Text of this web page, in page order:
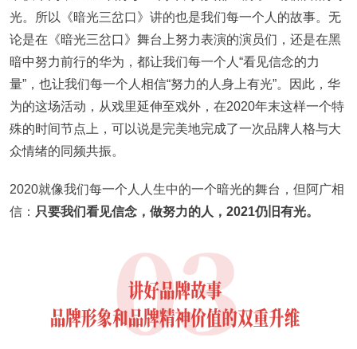
光。所以《暗光三岔口》讲的也是我们每一个人的故事。无
论是在《暗光三岔口》舞台上努力表演的演员们，还是在黑
暗中努力前行的华为，都让我们每一个人“看见信念的力
量”，也让我们每一个人相信“努力的人身上有光”。因此，华
为的这场活动，从戏里延伸至戏外，在2020年末这样一个特
殊的时间节点上，可以说是完美地完成了一次品牌人格与大
众情绪的同频共振。
2020就像我们每一个人人生中的一个暗光的舞台，但阿广相
信： 只要我们看见信念，做努力的人，2021仍旧有光。